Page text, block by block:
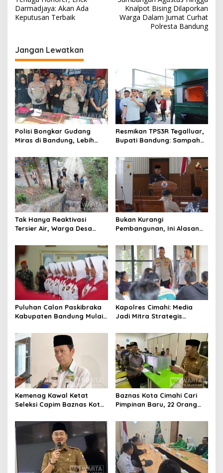
v
a
s
i
p
o
s
Darmadjaya: Akan Ada
Keputusan Terbaik
Knalpot Bising Dilaporkan
Warga Dalam Jumat Curhat
Polresta Bandung
Jangan Lewatkan
Polisi Bongkar Gudang
Miras di Bandung, Lebih
Resmikan TPS3R Tegalluar,
Bupati Bandung: Sampah
Pemerintah
Tak Hanya Reaktivasi
Tersier Air, Warga Desa
Alternatif di Padalarang
Bukan Kurangi
Pembangunan, Ini Alasan
Pengurangan Belanja
Daerah
Puluhan Calon Paskibraka
Kabupaten Bandung Mulai
Kapolres Cimahi: Media
Jadi Mitra Strategis
Publik
Kemenag Kawal Ketat
Seleksi Capim Baznas Kota
Komisioner Baznas
Berintegritas
Baznas Kota Cimahi Cari
Pimpinan Baru, 22 Orang